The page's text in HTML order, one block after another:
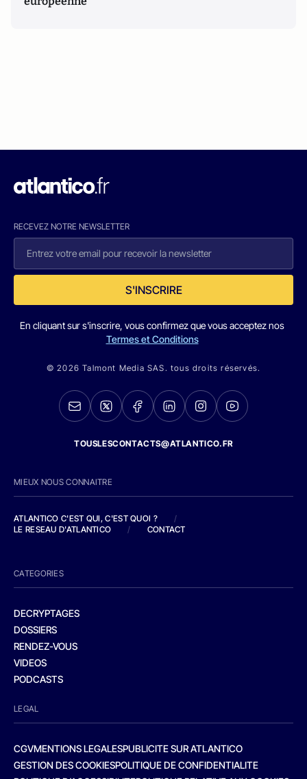
RECEVEZ NOTRE NEWSLETTER
S'INSCRIRE
En cliquant sur s'inscrire, vous confirmez que vous acceptez nos
Termes et Conditions
© 2026 Talmont Media SAS. tous droits réservés.
TOUSLESCONTACTS@ATLANTICO.FR
MIEUX NOUS CONNAITRE
ATLANTICO C'EST QUI, C'EST QUOI ?
/
LE RESEAU D'ATLANTICO
/ CONTACT
CATEGORIES
DECRYPTAGES
DOSSIERS
RENDEZ-VOUS
VIDEOS
PODCASTS
LEGAL
CGVMENTIONS LEGALESPUBLICITE SUR ATLANTICO
GESTION DES COOKIESPOLITIQUE DE CONFIDENTIALITE